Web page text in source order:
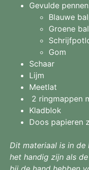
Gevulde
Blauwe
Groene
Gom
Schaar
Lijm
Meetlat
2 ringmappen
Kladblok
Doos papieren
Dit materiaal is in de
het handig zijn als